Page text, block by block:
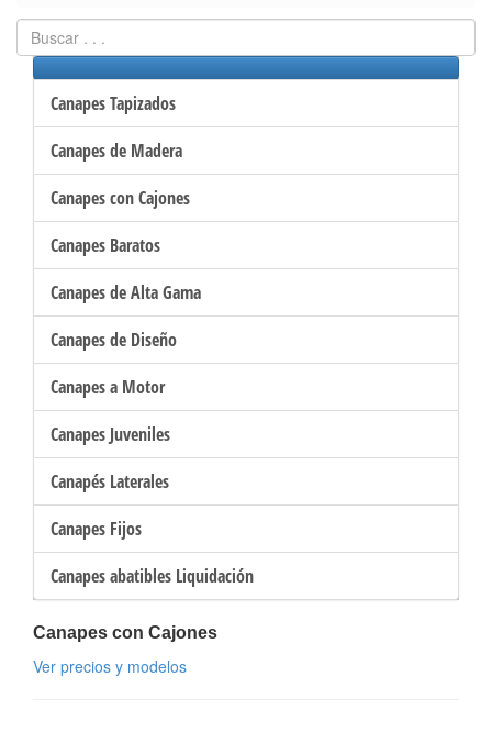
Canapes Tapizados
Canapes de Madera
Canapes con Cajones
Canapes Baratos
Canapes de Alta Gama
Canapes de Diseño
Canapes a Motor
Canapes Juveniles
Canapés Laterales
Canapes Fijos
Canapes abatibles Liquidación
Canapes con Cajones
Ver precios y modelos